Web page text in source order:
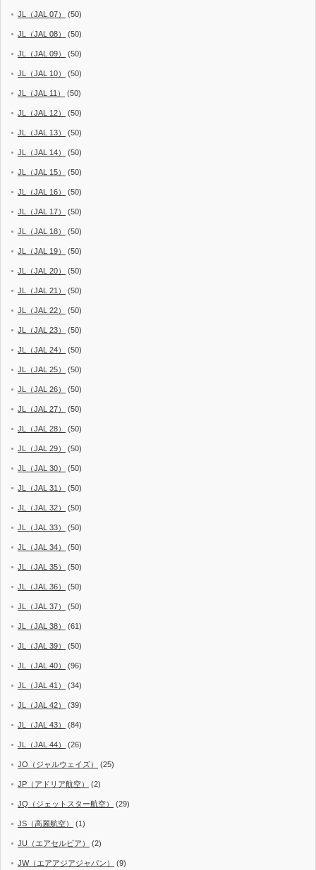
JL（JAL 07） (50)
JL（JAL 08） (50)
JL（JAL 09） (50)
JL（JAL 10） (50)
JL（JAL 11） (50)
JL（JAL 12） (50)
JL（JAL 13） (50)
JL（JAL 14） (50)
JL（JAL 15） (50)
JL（JAL 16） (50)
JL（JAL 17） (50)
JL（JAL 18） (50)
JL（JAL 19） (50)
JL（JAL 20） (50)
JL（JAL 21） (50)
JL（JAL 22） (50)
JL（JAL 23） (50)
JL（JAL 24） (50)
JL（JAL 25） (50)
JL（JAL 26） (50)
JL（JAL 27） (50)
JL（JAL 28） (50)
JL（JAL 29） (50)
JL（JAL 30） (50)
JL（JAL 31） (50)
JL（JAL 32） (50)
JL（JAL 33） (50)
JL（JAL 34） (50)
JL（JAL 35） (50)
JL（JAL 36） (50)
JL（JAL 37） (50)
JL（JAL 38） (61)
JL（JAL 39） (50)
JL（JAL 40） (96)
JL（JAL 41） (34)
JL（JAL 42） (39)
JL（JAL 43） (84)
JL（JAL 44） (26)
JO（ジャルウェイズ） (25)
JP（アドリア航空） (2)
JQ（ジェットスター航空） (29)
JS（高麗航空） (1)
JU（エアセルビア） (2)
JW（エアアジアジャパン） (9)